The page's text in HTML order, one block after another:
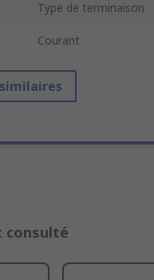
Type de terminaison
Courant
consulté